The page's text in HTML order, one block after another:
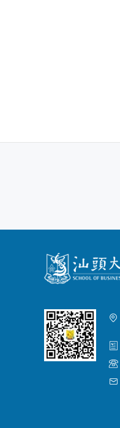



